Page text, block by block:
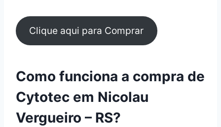
Clique aqui para Comprar
Como funciona a compra de
Cytotec em Nicolau
Vergueiro – RS?